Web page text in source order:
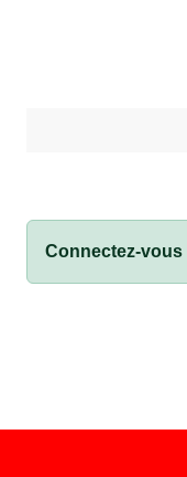
Connectez-vous